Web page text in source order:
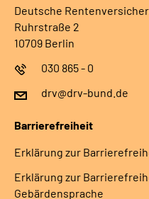
Sozialdienste & Zuweisende
Erweiterte Suche
Gebärdensprache
Deutsche
Ruhrstraße 2
10709 Berlin
030 865 - 0
drv@drv-bund.de
Barrierefreiheit
Erklärung zur
Erklärung zur
Gebärdensprache